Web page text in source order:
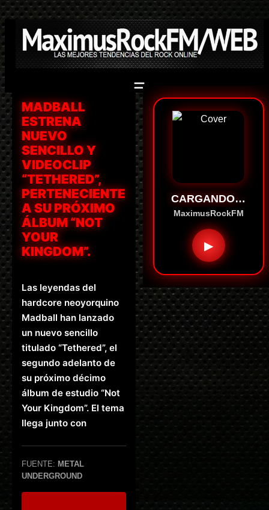
Saltar
al
contenido
MADBALL
ESTRENA
NUEVO
SENCILLO Y
VIDEOCLIP
“TETHERED”,
PERTENECIENTE
A SU PRÓXIMO
ÁLBUM “NOT
YOUR
KINGDOM”.
Las leyendas del
hardcore neoyorquino
Madball han lanzado
un nuevo sencillo
titulado “Tethered”, el
segundo adelanto de
su próximo décimo
álbum de estudio “Not
Your Kingdom”. El tema
llega junto con
FUENTE: METAL
UNDERGROUND
CARGANDO…
MaximusRockFM
▶